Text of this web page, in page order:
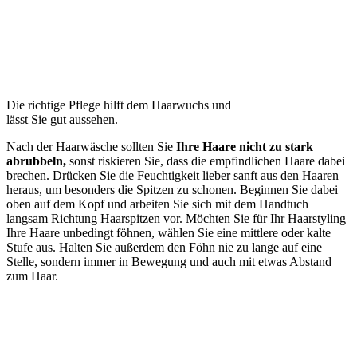
Die richtige Pflege hilft dem Haarwuchs und
lässt Sie gut aussehen.
Nach der Haarwäsche sollten Sie Ihre Haare nicht zu stark
abrubbeln, sonst riskieren Sie, dass die empfindlichen Haare dabei
brechen. Drücken Sie die Feuchtigkeit lieber sanft aus den Haaren
heraus, um besonders die Spitzen zu schonen. Beginnen Sie dabei
oben auf dem Kopf und arbeiten Sie sich mit dem Handtuch
langsam Richtung Haarspitzen vor. Möchten Sie für Ihr Haarstyling
Ihre Haare unbedingt föhnen, wählen Sie eine mittlere oder kalte
Stufe aus. Halten Sie außerdem den Föhn nie zu lange auf eine
Stelle, sondern immer in Bewegung und auch mit etwas Abstand
zum Haar.